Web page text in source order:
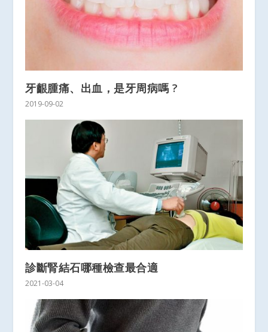
牙齦腫痛、出血，是牙周病嗎 ?
2019-09-02
診斷腎結石哪種檢查最合適
2021-03-04